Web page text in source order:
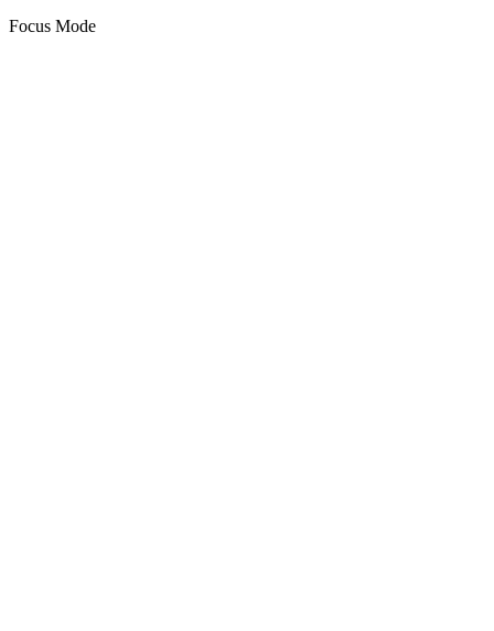
Focus Mode